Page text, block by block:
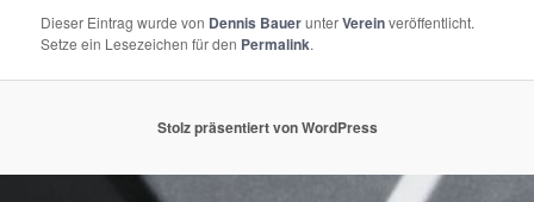
Dieser Eintrag wurde von Dennis BauerunterVereinveröffentlicht.
Setze ein Lesezeichen für den Permalink.
Stolz präsentiert von WordPress